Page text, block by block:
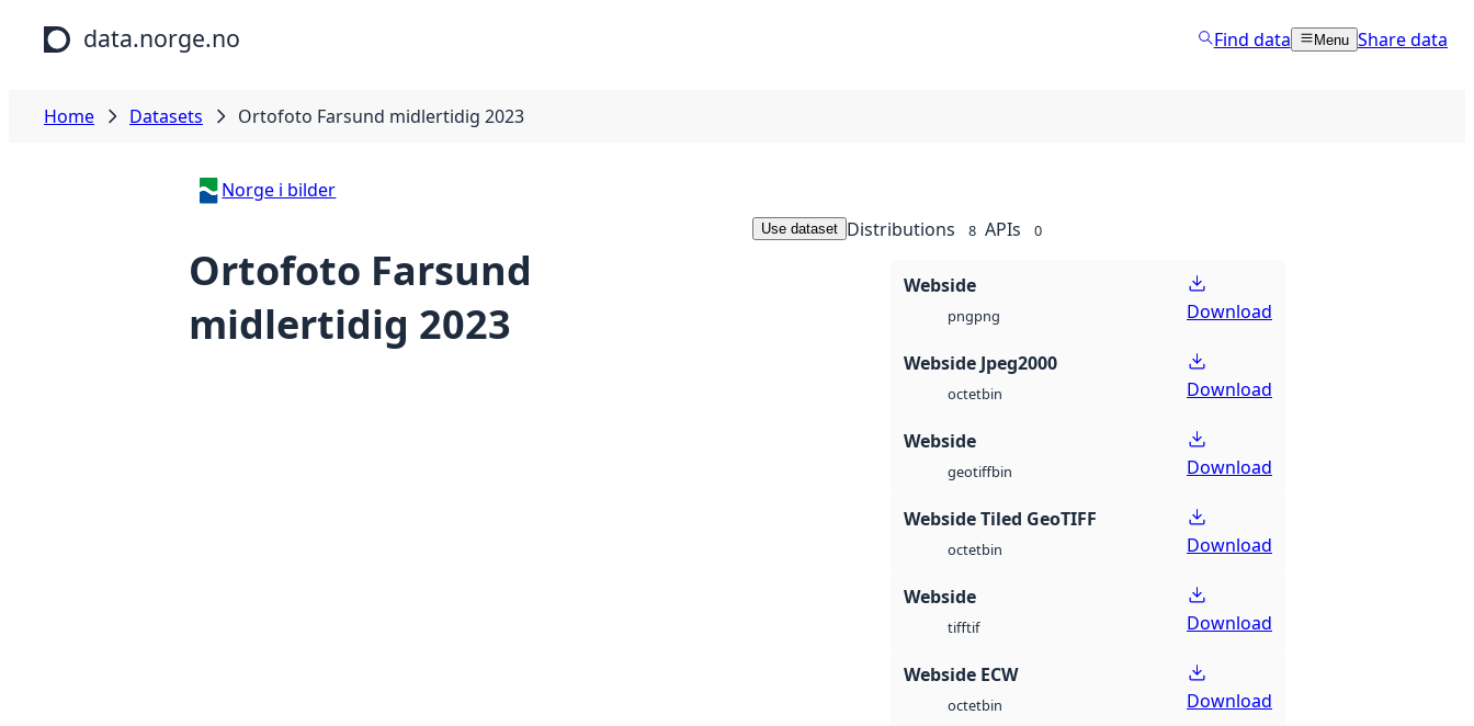
Skip to main content
data.norge.no Find data Menu Share data
Home Datasets Ortofoto Farsund midlertidig 2023
Norge i bilder
Ortofoto Farsund
midlertidig 2023
Use dataset Distributions 8 APIs 0
Webside
pngpng Download
Webside Jpeg2000
octetbin Download
Webside
geotiffbin Download
Webside Tiled GeoTIFF
octetbin Download
Webside
tifftif Download
Webside ECW
octetbin Download